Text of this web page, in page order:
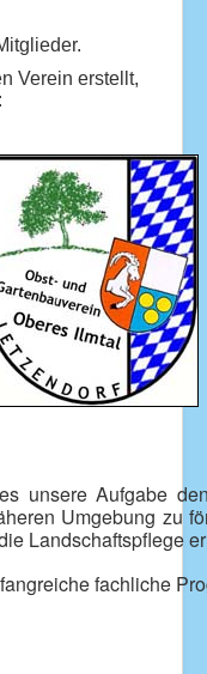
Verein erstellt,
unsere Aufgabe
Umgebung zu
Landschaftspflege
fachliche